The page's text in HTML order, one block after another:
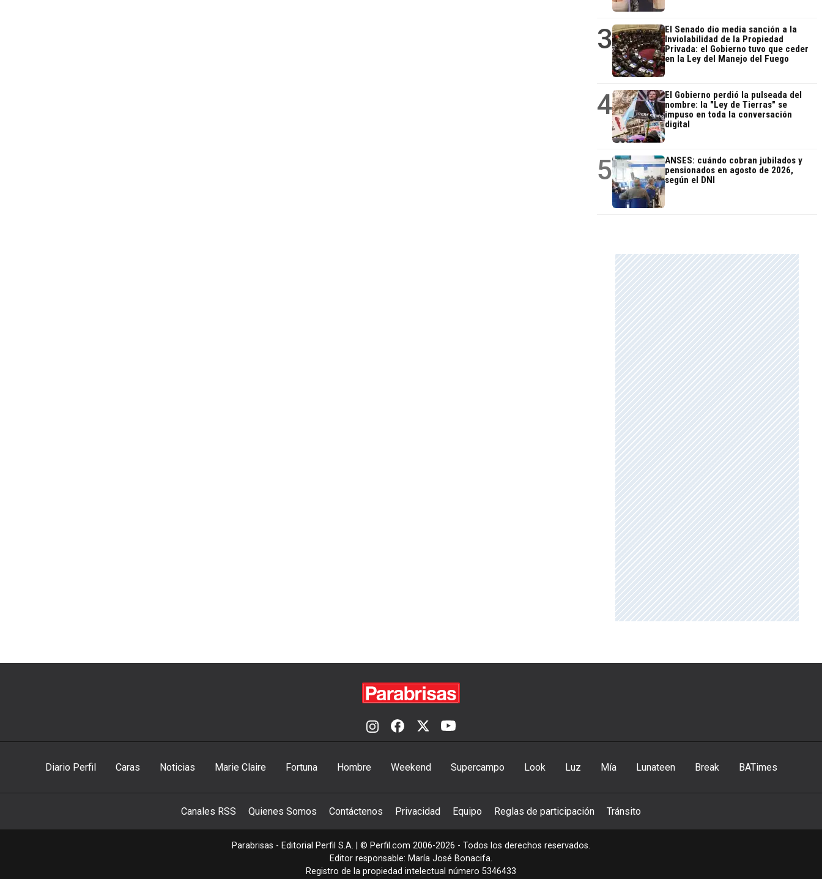
3
El Senado dio media sanción a la
Inviolabilidad de la Propiedad
Privada: el Gobierno tuvo que ceder
en la Ley del Manejo del Fuego
4
El Gobierno perdió la pulseada del
nombre: la "Ley de Tierras" se
impuso en toda la conversación
digital
5
ANSES: cuándo cobran jubilados y
pensionados en agosto de 2026,
según el DNI
Diario Perfil Caras Noticias Marie Claire Fortuna Hombre Weekend Supercampo Look Luz Mía Lunateen Break BATimes
Canales RSS Quienes Somos Contáctenos Privacidad Equipo Reglas de participación Tránsito
Parabrisas - Editorial Perfil S.A. | © Perfil.com 2006-2026 - Todos los derechos reservados.
Editor responsable: María José Bonacifa.
Registro de la propiedad intelectual número 5346433